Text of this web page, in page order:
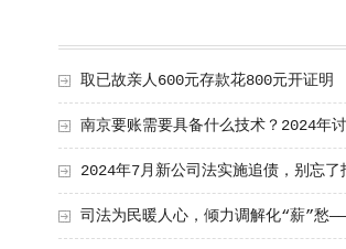
取已故亲人600元存款花800元开证明
南京要账需要具备什么技术？2024年
2024年7月新公司法实施追债，别忘了
司法为民暖人心，倾力调解化“薪”愁